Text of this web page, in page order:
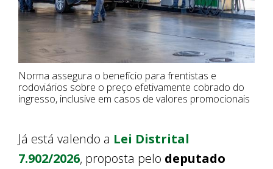
Norma assegura o benefício para frentistas e
rodoviários sobre o preço efetivamente cobrado do
ingresso, inclusive em casos de valores promocionais
Já está valendo a Lei Distrital
7.902/2026, proposta pelo deputado